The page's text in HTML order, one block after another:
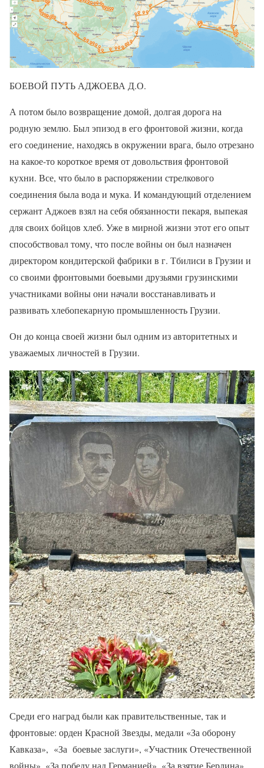
БОЕВОЙ ПУТЬ АДЖОЕВА Д.О.
А потом было возвращение домой, долгая дорога на
родную землю. Был эпизод в его фронтовой жизни, когда
его соединение, находясь в окружении врага, было отрезано
на какое-то короткое время от довольствия фронтовой
кухни. Все, что было в распоряжении стрелкового
соединения была вода и мука. И командующий отделением
сержант Аджоев взял на себя обязанности пекаря, выпекая
для своих бойцов хлеб. Уже в мирной жизни этот его опыт
способствовал тому, что после войны он был назначен
директором кондитерской фабрики в г. Тбилиси в Грузии и
со своими фронтовыми боевыми друзьями грузинскими
участниками войны они начали восстанавливать и
развивать хлебопекарную промышленность Грузии.
Он до конца своей жизни был одним из авторитетных и
уважаемых личностей в Грузии.
Среди его наград были как правительственные, так и
фронтовые: орден Красной Звезды, медали «За оборону
Кавказа», «За боевые заслуги», «Участник Отечественной
войны», «За победу над Германией», «За взятие Берлина»